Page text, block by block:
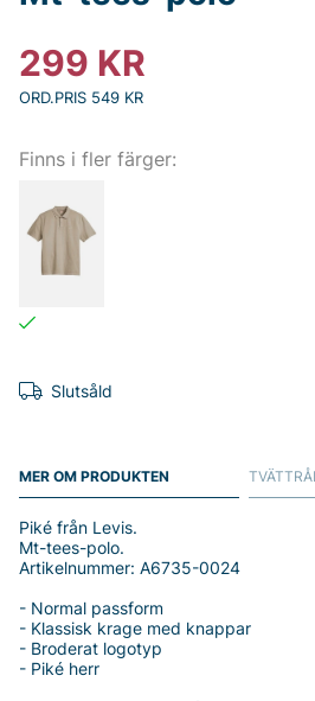
299 KR
ORD.PRIS 549 KR
Finns i fler färger:
Slutsåld
MER OM PRODUKTEN
Piké från Levis.
Mt-tees-polo.
Artikelnummer: A6735-0024
- Normal passform
- Klassisk krage med knappar
- Broderat logotyp
- Piké herr